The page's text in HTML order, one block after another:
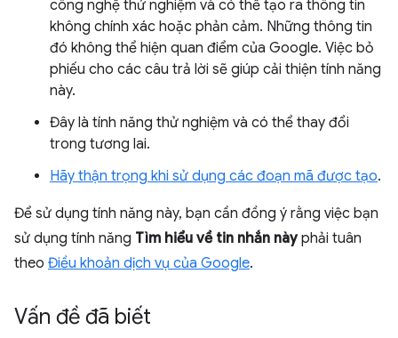
công nghệ thử nghiệm và có thể tạo ra thông tin
không chính xác hoặc phản cảm. Những thông tin
đó không thể hiện quan điểm của Google. Việc bỏ
phiếu cho các câu trả lời sẽ giúp cải thiện tính năng
này.
Đây là tính năng thử nghiệm và có thể thay đổi
trong tương lai.
Hãy thận trọng khi sử dụng các đoạn mã được tạo.
Để sử dụng tính năng này, bạn cần đồng ý rằng việc bạn
sử dụng tính năng Tìm hiểu về tin nhắn nàyphải tuân
theo Điều khoản dịch vụ của Google.
Vấn đề đã biết